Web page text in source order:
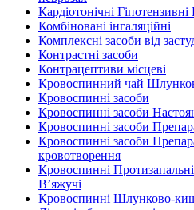
Кардіотонічні
Комбіновані інгаляційні
Комплексні засоби від
Контрастні засоби
Контрацептиви місцеві
Кровоспинний чай
Кровоспинні засоби
Кровоспинні засоби
Кровоспинні засоби
Кровоспинні засоби
кровотворення
Кровоспинні
В’яжучі
Кровоспинні Шлунково-